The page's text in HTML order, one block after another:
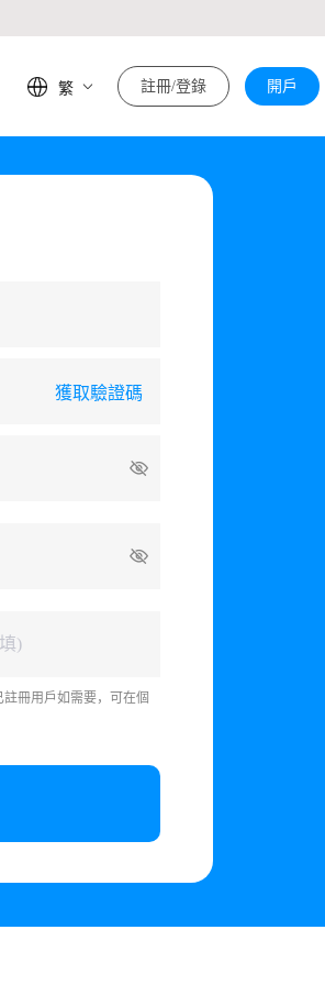
繁 註冊/登錄 開戶
發送中...
冊用戶如需要，可在個